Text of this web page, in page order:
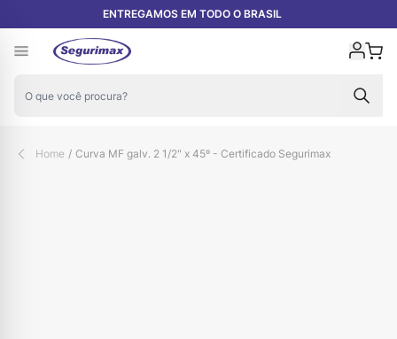
Pular para o conteúdoENTREGAMOS EM TODO O BRASIL
Home / Curva MF galv. 2 1/2" x 45º - Certificado Segurimax